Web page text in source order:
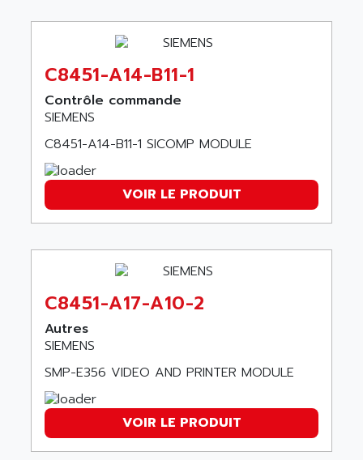
VPC
2500M
2500
HARMONY XVBC
ACS600
PG
TI 500
TESYS K
MULTI DIGITAL
UNIDRIVE SP
SDC
BUH
PILOT PANEL
ASCOM
ASCON
ASEA
ASECOS
ASEM
ASERTI ELECTRONIC
ASGS
ASKCO
ASKCO UPS
ASL
ASM
ASOUND
C8451-A14-B11-1
Contrôle commande
SIEMENS
C8451-A14-B11-1 SICOMP MODULE
VOIR LE PRODUIT
C8451-A17-A10-2
Autres
SIEMENS
SMP-E356 VIDEO AND PRINTER MODULE
VOIR LE PRODUIT